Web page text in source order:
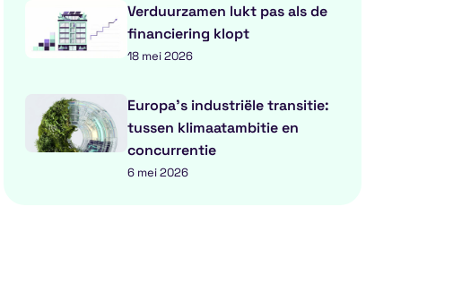
Verduurzamen lukt pas als de
financiering klopt
18 mei 2026
Europa’s industriële transitie:
tussen klimaatambitie en
concurrentie
6 mei 2026